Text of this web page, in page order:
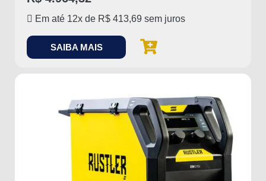
Em até 12x de R$ 413,69 sem juros
SAIBA MAIS